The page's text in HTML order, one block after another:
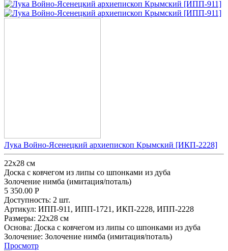
Лука Войно-Ясенецкий архиепископ Крымский [ИКП-2228]
22х28 см
Доска с ковчегом из липы со шпонками из дуба
Золочение нимба (имитация/поталь)
5 350.00 Р
Доступность: 2 шт.
Артикул: ИПП-911, ИПП-1721, ИКП-2228, ИПП-2228
Размеры: 22х28 см
Основа: Доска с ковчегом из липы со шпонками из дуба
Золочение: Золочение нимба (имитация/поталь)
Просмотр